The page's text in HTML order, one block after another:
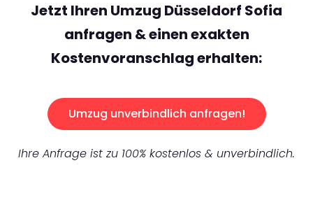
Jetzt Ihren Umzug Düsseldorf Sofia
anfragen & einen exakten
Kostenvoranschlag erhalten:
Umzug unverbindlich anfragen!
Ihre Anfrage ist zu 100% kostenlos & unverbindlich.